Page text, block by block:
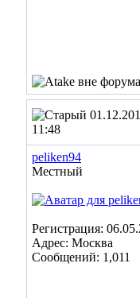
11:48
peliken94
Местный
Регистрация:
Адрес: Москва
Сообщений: 1,011